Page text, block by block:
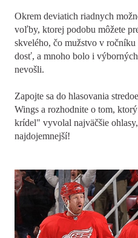
Okrem deviatich riadnych
voľby, ktorej podobu môžete
skvelého, čo mužstvo v
dosť, a mnoho bolo i
nevošli.
Zapojte sa do hlasovania
Wings a rozhodnite o tom,
krídel" vyvolal najväčšie
najdojemnejší!